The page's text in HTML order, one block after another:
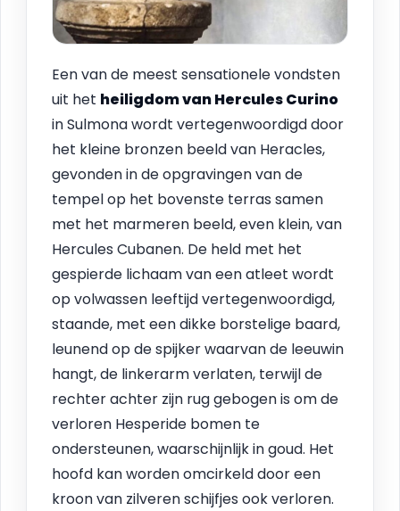
Een van de meest sensationele vondsten
uit het heiligdom van Hercules Curino
in Sulmona wordt vertegenwoordigd door
het kleine bronzen beeld van Heracles,
gevonden in de opgravingen van de
tempel op het bovenste terras samen
met het marmeren beeld, even klein, van
Hercules Cubanen. De held met het
gespierde lichaam van een atleet wordt
op volwassen leeftijd vertegenwoordigd,
staande, met een dikke borstelige baard,
leunend op de spijker waarvan de leeuwin
hangt, de linkerarm verlaten, terwijl de
rechter achter zijn rug gebogen is om de
verloren Hesperide bomen te
ondersteunen, waarschijnlijk in goud. Het
hoofd kan worden omcirkeld door een
kroon van zilveren schijfjes ook verloren.